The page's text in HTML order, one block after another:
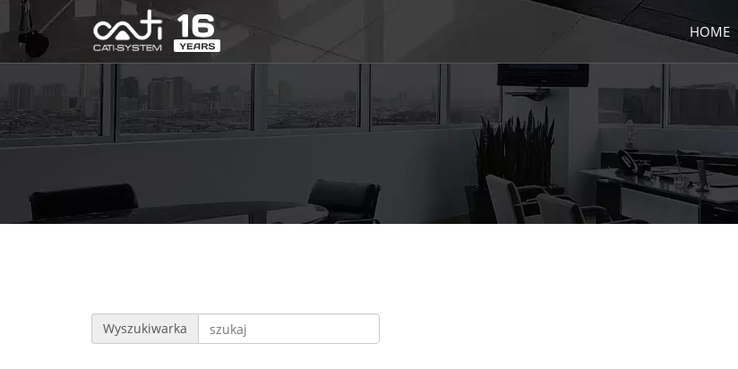
HOME
Wyszukiwarka